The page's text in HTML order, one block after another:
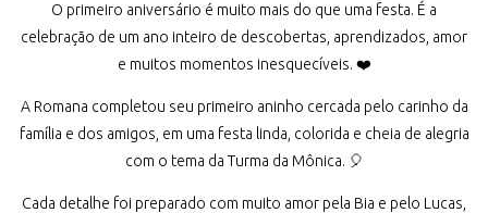
O primeiro aniversário é muito mais do que uma festa. É a
celebração de um ano inteiro de descobertas, aprendizados, amor
e muitos momentos inesquecíveis. ❤️
A Romana completou seu primeiro aninho cercada pelo carinho da
família e dos amigos, em uma festa linda, colorida e cheia de alegria
com o tema da Turma da Mônica. 🎈
Cada detalhe foi preparado com muito amor pela Bia e pelo Lucas,